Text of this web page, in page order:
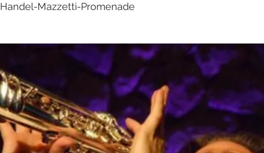
Handel-Mazzetti-Promenade